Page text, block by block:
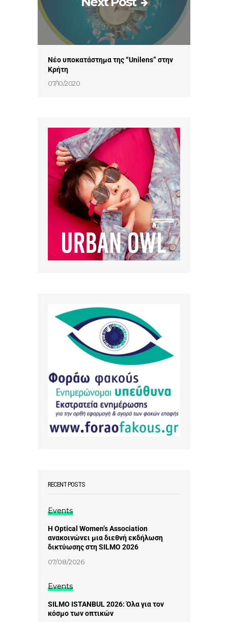
Νέο υποκατάστημα της “Unilens” στην
Κρήτη
07/10/2020
RECENT POSTS
Events
Η Optical Women’s Association
ανακοινώνει μια διεθνή εκδήλωση
δικτύωσης στη SILMO 2026
07/08/2026
Events
SILMO ISTANBUL 2026: Όλα για τον
κόσμο των οπτικών